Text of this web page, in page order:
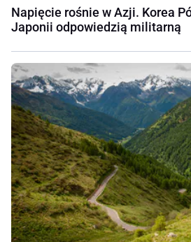
Napięcie rośnie w Azji. Korea
Japonii odpowiedzią militarną